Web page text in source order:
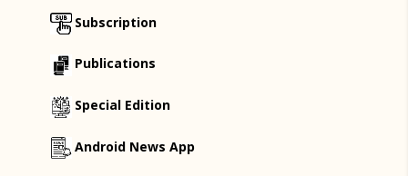
Subscription
Publications
Special Edition
Android News App